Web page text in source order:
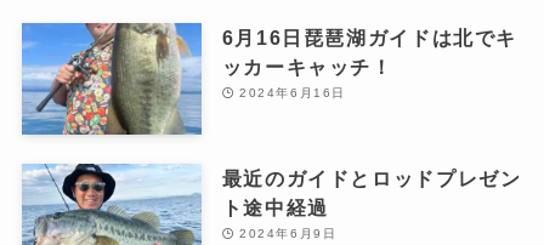
6月16日琵琶湖ガイドは北でキ
ッカーキャッチ！
2024年6月16日
最近のガイドとロッドプレゼン
ト途中経過
2024年6月9日